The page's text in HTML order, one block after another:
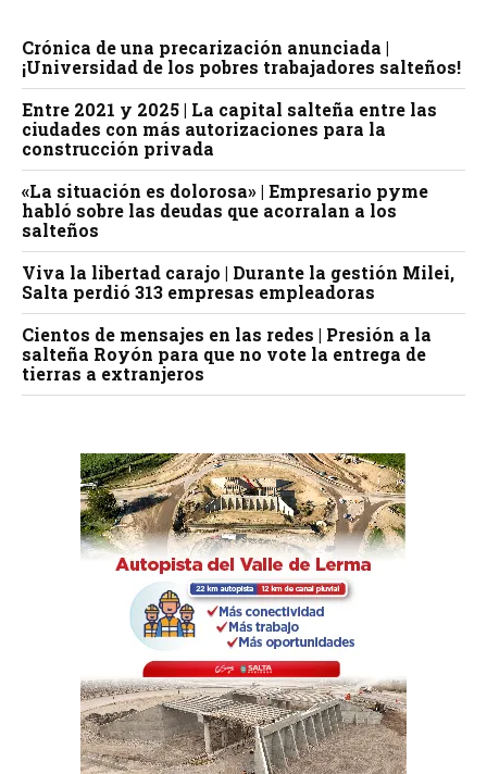
Crónica de una precarización anunciada |
¡Universidad de los pobres trabajadores salteños!
Entre 2021 y 2025 | La capital salteña entre las
ciudades con más autorizaciones para la
construcción privada
«La situación es dolorosa» | Empresario pyme
habló sobre las deudas que acorralan a los
salteños
Viva la libertad carajo | Durante la gestión Milei,
Salta perdió 313 empresas empleadoras
Cientos de mensajes en las redes | Presión a la
salteña Royón para que no vote la entrega de
tierras a extranjeros